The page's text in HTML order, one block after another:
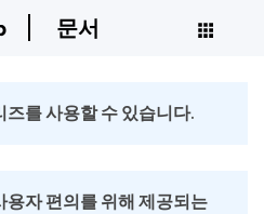
문서
즈를 사용할 수 있습니다.
용자 편의를 위해 제공되는